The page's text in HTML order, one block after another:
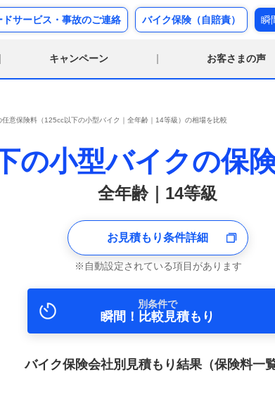
ドサービス・事故のご連絡 バイク保険（自賠責） 瞬
キャンペーン お客さまの声
任意保険料（125cc以下の小型バイク｜全年齢｜14等級）の相場を比較
の小型バイクの保
全年齢｜14等級
お見積もり条件詳細
自動設定されている項目があります
別条件で
瞬間！比較見積もり
バイク保険会社別見積もり結果（保険料一覧